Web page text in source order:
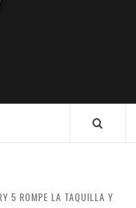
5 ROMPE LA TAQUILLA Y